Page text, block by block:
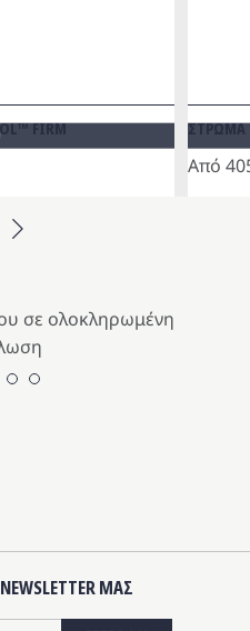
FIRM ΣΤΡΩΜΑ
Από
Next
σε ολοκληρωμένη
ΜΑΣ